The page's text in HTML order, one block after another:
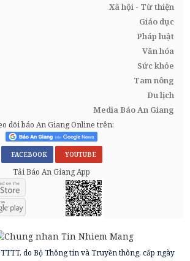
Xã hội - Từ thiện
Giáo dục
Pháp luật
Văn hóa
Sức khỏe
Tam nông
Du lịch
Media Báo An Giang
dõi báo An Giang Online trên:
FACEBOOK YOUTUBE
Tải Báo An Giang App
do Bộ Thông tin và Truyền thông, cấp ngày